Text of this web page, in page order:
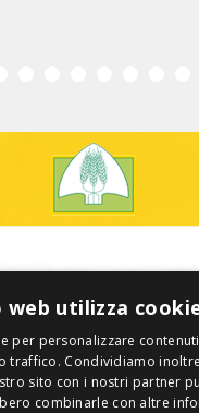
web utilizza
per personalizzare
traffico. Condividiamo
sito con i nostri partner
combinarle con altre